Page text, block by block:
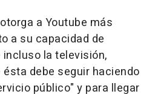
a Youtube más
a su capacidad de
la televisión,
debe seguir haciendo
público" y para llegar